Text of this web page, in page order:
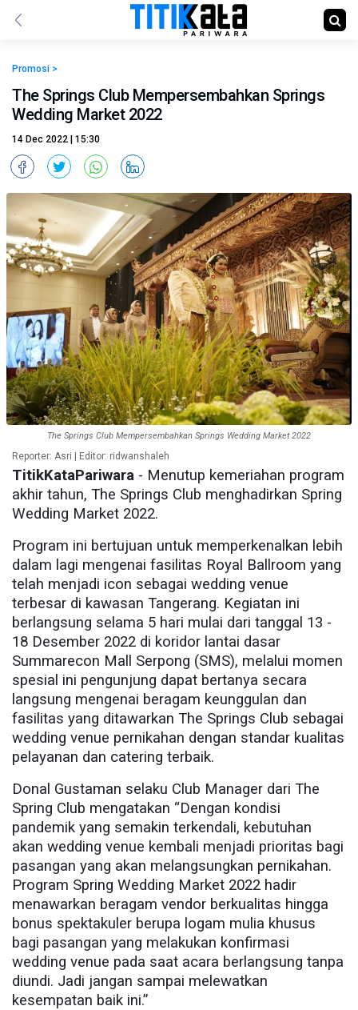
Promosi >
The Springs Club Mempersembahkan Springs
Wedding Market 2022
14 Dec 2022 | 15:30
The Springs Club Mempersembahkan Springs Wedding Market 2022
Reporter: Asri | Editor: ridwanshaleh
TitikKataPariwara - Menutup kemeriahan program
akhir tahun, The Springs Club menghadirkan Spring
Wedding Market 2022.
Program ini bertujuan untuk memperkenalkan lebih
dalam lagi mengenai fasilitas Royal Ballroom yang
telah menjadi icon sebagai wedding venue
terbesar di kawasan Tangerang. Kegiatan ini
berlangsung selama 5 hari mulai dari tanggal 13 -
18 Desember 2022 di koridor lantai dasar
Summarecon Mall Serpong (SMS), melalui momen
spesial ini pengunjung dapat bertanya secara
langsung mengenai beragam keunggulan dan
fasilitas yang ditawarkan The Springs Club sebagai
wedding venue pernikahan dengan standar kualitas
pelayanan dan catering terbaik.
Donal Gustaman selaku Club Manager dari The
Spring Club mengatakan “Dengan kondisi
pandemik yang semakin terkendali, kebutuhan
akan wedding venue kembali menjadi prioritas bagi
pasangan yang akan melangsungkan pernikahan.
Program Spring Wedding Market 2022 hadir
menawarkan beragam vendor berkualitas hingga
bonus spektakuler berupa logam mulia khusus
bagi pasangan yang melakukan konfirmasi
wedding venue pada saat acara berlangsung tanpa
diundi. Jadi jangan sampai melewatkan
kesempatan baik ini.”